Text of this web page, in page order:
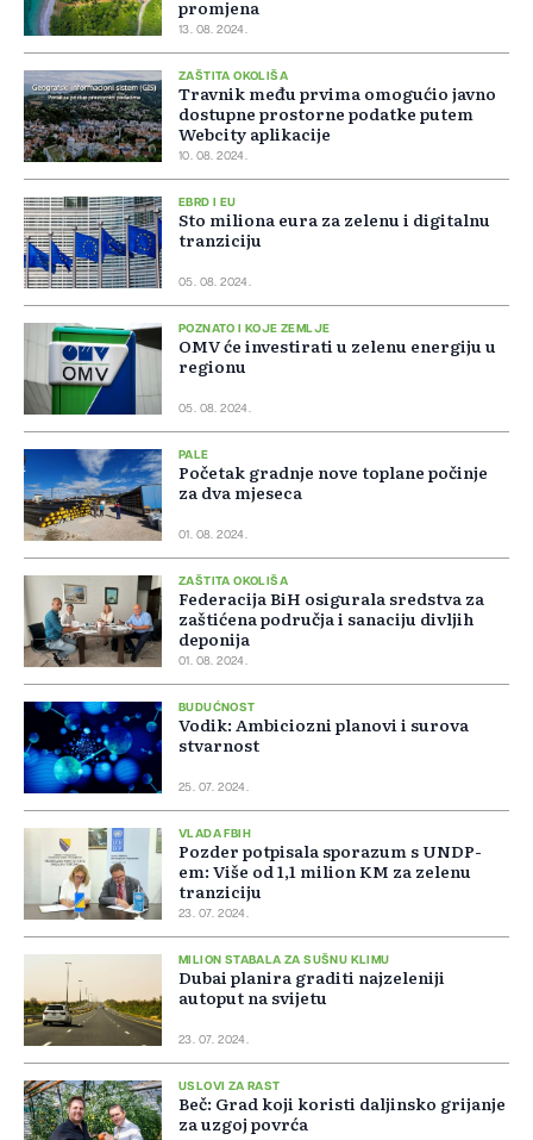
promjena
13. 08. 2024.
ZAŠTITA OKOLIŠA
Travnik među prvima omogućio javno
dostupne prostorne podatke putem
Webcity aplikacije
10. 08. 2024.
EBRD I EU
Sto miliona eura za zelenu i digitalnu
tranziciju
05. 08. 2024.
POZNATO I KOJE ZEMLJE
OMV će investirati u zelenu energiju u
regionu
05. 08. 2024.
PALE
Početak gradnje nove toplane počinje
za dva mjeseca
01. 08. 2024.
ZAŠTITA OKOLIŠA
Federacija BiH osigurala sredstva za
zaštićena područja i sanaciju divljih
deponija
01. 08. 2024.
BUDUĆNOST
Vodik: Ambiciozni planovi i surova
stvarnost
25. 07. 2024.
VLADA FBIH
Pozder potpisala sporazum s UNDP-
em: Više od 1,1 milion KM za zelenu
tranziciju
23. 07. 2024.
MILION STABALA ZA SUŠNU KLIMU
Dubai planira graditi najzeleniji
autoput na svijetu
23. 07. 2024.
USLOVI ZA RAST
Beč: Grad koji koristi daljinsko grijanje
za uzgoj povrća